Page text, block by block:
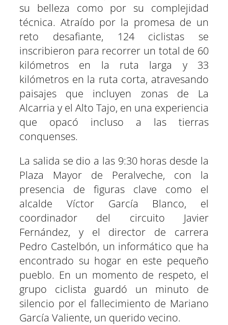
n n n n n
su belleza como por su complejidad
técnica. Atraído por la promesa de un
reto desafiante, 124 ciclistas se
inscribieron para recorrer un total de 60
kilómetros en la ruta larga y 33
kilómetros en la ruta corta, atravesando
paisajes que incluyen zonas de La
Alcarria y el Alto Tajo, en una experiencia
que opacó incluso a las tierras
conquenses.
La salida se dio a las 9:30 horas desde la
Plaza Mayor de Peralveche, con la
presencia de figuras clave como el
alcalde Víctor García Blanco, el
coordinador del circuito Javier
Fernández, y el director de carrera
Pedro Castelbón, un informático que ha
encontrado su hogar en este pequeño
pueblo. En un momento de respeto, el
grupo ciclista guardó un minuto de
silencio por el fallecimiento de Mariano
García Valiente, un querido vecino.